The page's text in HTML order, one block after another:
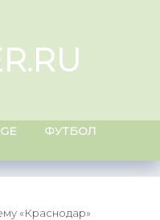
ФУТБОЛ
«Краснодар»